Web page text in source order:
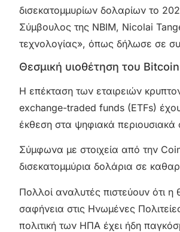
δισεκατομμυρίων δολαρίων το
Σύμβουλος της NBIM, Nicolai
τεχνολογίας», όπως δήλωσε σε
Θεσμική υιοθέτηση του Bitcoin
Η επέκταση των εταιρειών
exchange-traded funds (ETFs)
έκθεση στα ψηφιακά περιουσιακά
Σύμφωνα με στοιχεία από την
δισεκατομμύρια δολάρια σε
Πολλοί αναλυτές πιστεύουν ότι η
σαφήνεια στις Ηνωμένες
πολιτική των ΗΠΑ έχει ήδη